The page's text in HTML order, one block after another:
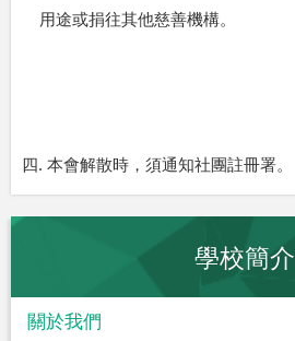
用途或捐往其他慈善機構。
四. 本會解散時，須通知社團註冊署。
學校簡介
關於我們